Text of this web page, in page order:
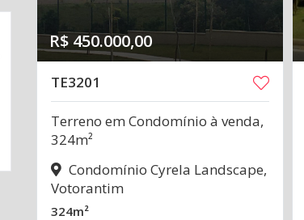
R$ 450.000,00
TE3201
Terreno em Condomínio à venda,
324m²
Condomínio Cyrela Landscape,
Votorantim
324m²